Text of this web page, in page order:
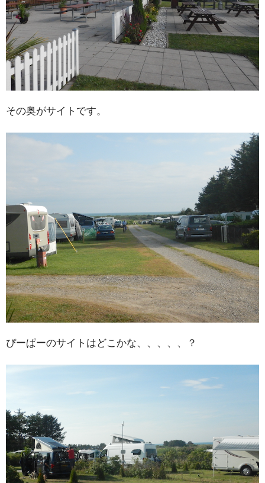
その奥がサイトです。
ぴーぱーのサイトはどこかな、、、、、？